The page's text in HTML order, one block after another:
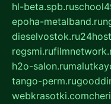
hl-beta.spb.ru
epoha-metalband.ru
dieselvostok.ru
regsmi.ru
h2o-salon.ru
tango-perm.ru
webkrasotki.com